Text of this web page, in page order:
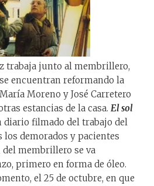
trabaja junto al membrillero,
encuentran reformando la
Moreno y José Carretero
estancias de la casa. El sol
diario filmado del trabajo del
los demorados y pacientes
membrillero se va
primero en forma de óleo.
el 25 de octubre, en que